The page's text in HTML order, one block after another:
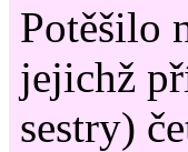
Potěšilo
jejichž
sestry)